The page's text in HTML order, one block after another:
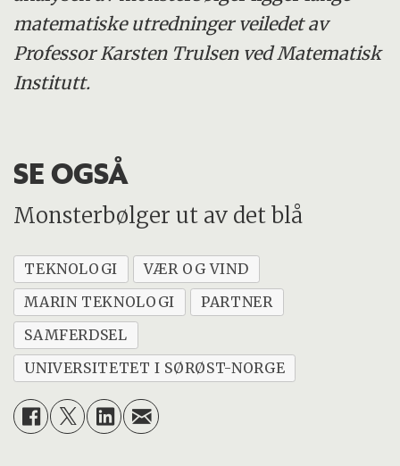
matematiske utredninger veiledet av
Professor Karsten Trulsen ved Matematisk
Institutt.
SE OGSÅ
Monsterbølger ut av det blå
TEKNOLOGI
VÆR OG VIND
MARIN TEKNOLOGI
PARTNER
SAMFERDSEL
UNIVERSITETET I SØRØST-NORGE